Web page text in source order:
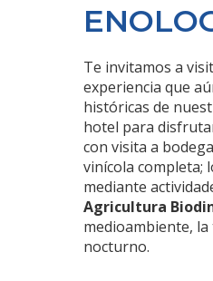
Te invitamos a
experiencia que
históricas de
hotel para
con visita a
vinícola completa;
mediante
Agricultura
medioambiente,
nocturno.